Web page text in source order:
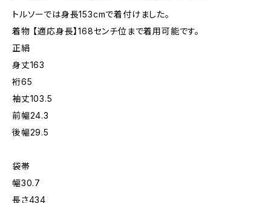
トルソーでは身長153cmで着付けました。
着物 【適応身長】168センチ位まで着用可能です。
正絹
身丈163
裄65
袖丈103.5
前幅24.3
後幅29.5
袋帯
幅30.7
長さ434